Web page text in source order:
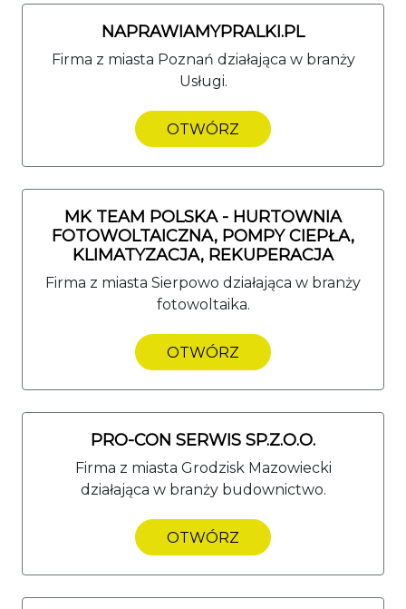
NAPRAWIAMYPRALKI.PL
Firma z miasta Poznań działająca w branży
Usługi.
OTWÓRZ
MK TEAM POLSKA - HURTOWNIA
FOTOWOLTAICZNA, POMPY CIEPŁA,
KLIMATYZACJA, REKUPERACJA
Firma z miasta Sierpowo działająca w branży
fotowoltaika.
OTWÓRZ
PRO-CON SERWIS SP.Z.O.O.
Firma z miasta Grodzisk Mazowiecki
działająca w branży budownictwo.
OTWÓRZ